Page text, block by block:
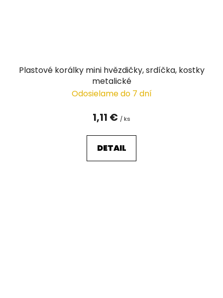
Plastové korálky mini hvězdičky, srdíčka, kostky
metalické
Odosielame do 7 dní
1,11 € / ks
DETAIL